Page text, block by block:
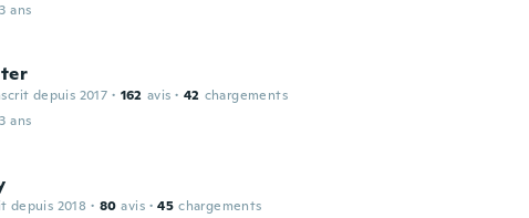
ans
depuis 2017 · 162 avis · 42 chargements
ans
depuis 2018 · 80 avis · 45 chargements